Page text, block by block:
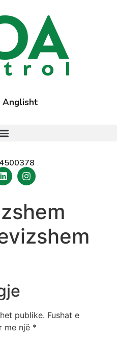
Anglisht
publike. Fushat e
me një *